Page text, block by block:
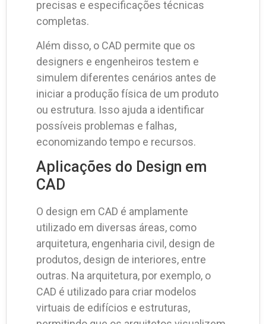
precisas e especificações técnicas
completas.
Além disso, o CAD permite que os
designers e engenheiros testem e
simulem diferentes cenários antes de
iniciar a produção física de um produto
ou estrutura. Isso ajuda a identificar
possíveis problemas e falhas,
economizando tempo e recursos.
Aplicações do Design em
CAD
O design em CAD é amplamente
utilizado em diversas áreas, como
arquitetura, engenharia civil, design de
produtos, design de interiores, entre
outras. Na arquitetura, por exemplo, o
CAD é utilizado para criar modelos
virtuais de edifícios e estruturas,